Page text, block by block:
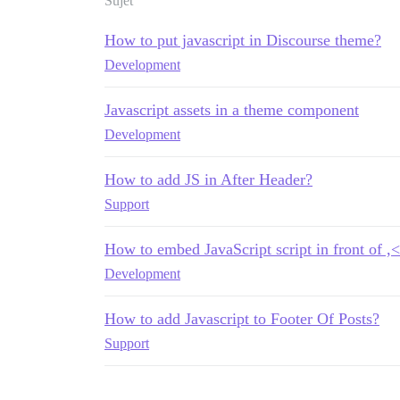
How to put javascript in Discourse theme?
Development
Javascript assets in a theme component
Development
How to add JS in After Header?
Support
How to embed JavaScript script in front of
Development
How to add Javascript to Footer Of Posts?
Support